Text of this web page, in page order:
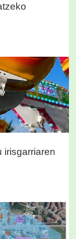
irisgarriaren